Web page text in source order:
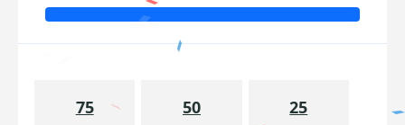
75 50 25